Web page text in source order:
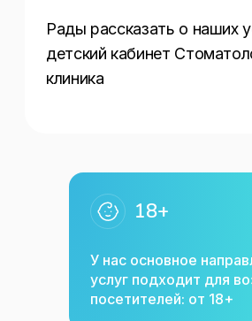
Рады рассказать о наших
детский кабинет
клиника
18+
У нас основное
услуг подходит для
посетителей: от 18+